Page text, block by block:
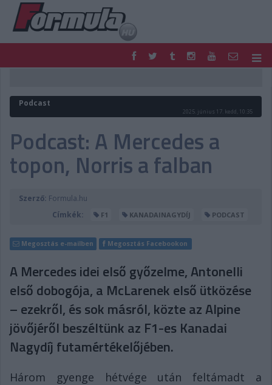
FORMULA
MOTOR
PODCAST
SHOP
LIVE
TIPPJÁTÉK
DIGITÁLIS MAGAZIN
PONTÁLLÁSOK
Podcast
2025. június 17. kedd, 10:35
Podcast: A Mercedes a
topon, Norris a falban
Szerző: Formula.hu
Címkék:
F1 KANADAINAGYDÍJ PODCAST
Megosztás e-mailben Megosztás Facebookon
A Mercedes idei első győzelme, Antonelli
első dobogója, a McLarenek első ütközése
– ezekről, és sok másról, közte az Alpine
jövőjéről beszéltünk az F1-es Kanadai
Nagydíj futamértékelőjében.
Három gyenge hétvége után feltámadt a